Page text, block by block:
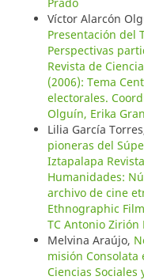
Víctor Alarcón
Presentación del
Perspectivas
Revista de
(2006): Tema
electorales.
Olguín, Erika
Lilia García
pioneras del
Iztapalapa
Humanidades:
archivo de cine
Ethnographic
TC Antonio Zirión
Melvina Araújo,
misión Consolata
Ciencias